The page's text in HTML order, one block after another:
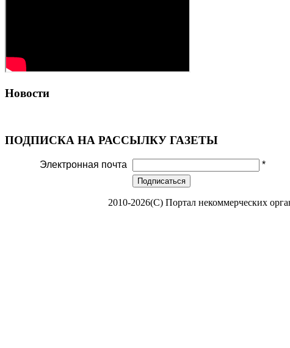
Новости
ПОДПИСКА НА РАССЫЛКУ ГАЗЕТЫ
Электронная почта *
Подписаться
2010-2026(С) Портал некоммерческих